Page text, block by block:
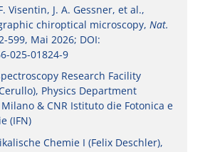
Visentin, J. A. Gessner, et al.,
chiroptical microscopy, Nat.
599, Mai 2026; DOI:
025-01824-9
Research Facility
Physics Department
& CNR Istituto die Fotonica e
(IFN)
Chemie I (Felix Deschler),